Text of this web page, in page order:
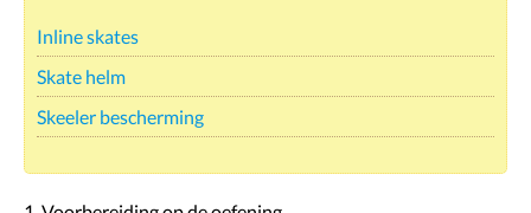
Inline skates
Skate helm
Skeeler bescherming